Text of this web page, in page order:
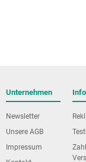
Unternehmen
Newsletter
Unsere AGB
Impressum